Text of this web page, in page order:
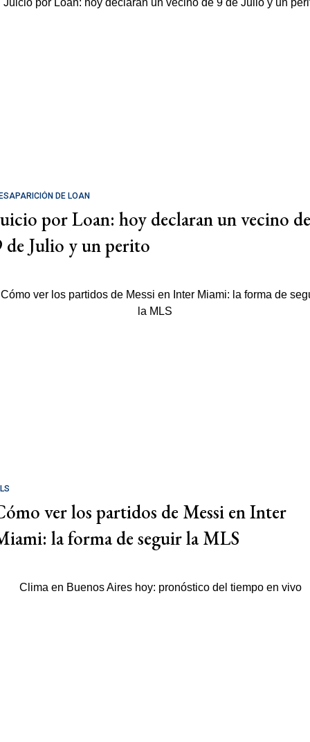
DE LOAN
por Loan: hoy declaran un vecino de
de Julio y un perito
ver los partidos de Messi en Inter
la forma de seguir la MLS